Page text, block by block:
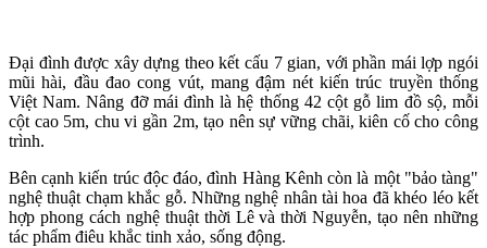
Đại đình được xây dựng theo kết cấu 7 gian, với phần mái lợp ngói
mũi hài, đầu đao cong vút, mang đậm nét kiến trúc truyền thống
Việt Nam. Nâng đỡ mái đình là hệ thống 42 cột gỗ lim đồ sộ, mỗi
cột cao 5m, chu vi gần 2m, tạo nên sự vững chãi, kiên cố cho công
trình.
Bên cạnh kiến trúc độc đáo, đình Hàng Kênh còn là một "bảo tàng"
nghệ thuật chạm khắc gỗ. Những nghệ nhân tài hoa đã khéo léo kết
hợp phong cách nghệ thuật thời Lê và thời Nguyễn, tạo nên những
tác phẩm điêu khắc tinh xảo, sống động.